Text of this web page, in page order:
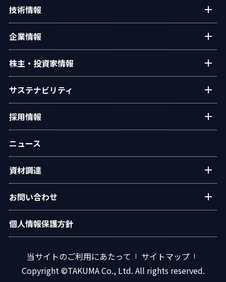
民生熱エネルギー
設備・システム
技術情報
タクマの技術紹介
タクマ技報
学会発表
企業情報
ご挨拶
経営理念
会社概要
沿革
役員一覧
組織図
事業所・拠点
グループ会社
株主・投資家情報
個人投資家の皆様へ
経営方針・戦略
業績・財務
IRライブラリー
株式情報
IRカレンダー
電子公告
IRサイトマップ
サステナビリティ
トップコミットメント
タクマのサステナビリティ
ESGデータ
統合報告書
環境
社会
ガバナンス
イニシアチブ・外部評価
採用情報
グループ会社採用情報
オリジナルアニメ「この空の下で」
ニュース
資材調達
資材調達方針
調達手順
資材調達 応募フォーム
お問い合わせ
水処理プラントに関するお問い合わせ
エネルギープラントに関するお問い合わせ
汎用ボイラに関するお問い合わせ
技術情報に関するお問い合わせ
個人情報保護方針
当サイトのご利用にあたって
サイトマップ
Copyright ©TAKUMA Co., Ltd. All rights reserved.